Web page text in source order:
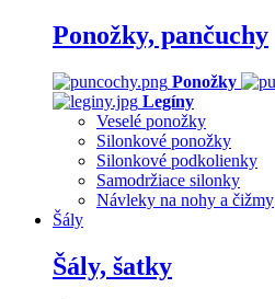
Ponožky, pančuchy
Ponožky
Legíny
Veselé ponožky
Silonkové ponožky
Silonkové podkolienky
Samodržiace silonky
Návleky na nohy a čižmy
Šály
Šály, šatky